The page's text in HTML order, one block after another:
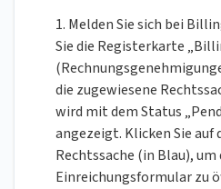
1. Melden Sie sich bei
Sie die Registerkarte
die zugewiesene
wird mit dem Status
angezeigt. Klicken Sie auf
Rechtssache (in Blau), um
Einreichungsformular zu